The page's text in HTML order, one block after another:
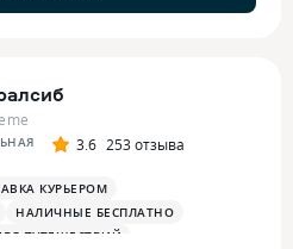
3.6 253 отзыва
КУРЬЕРОМ
НАЛИЧНЫЕ БЕСПЛАТНО
ПУТЕШЕСТВИЙ